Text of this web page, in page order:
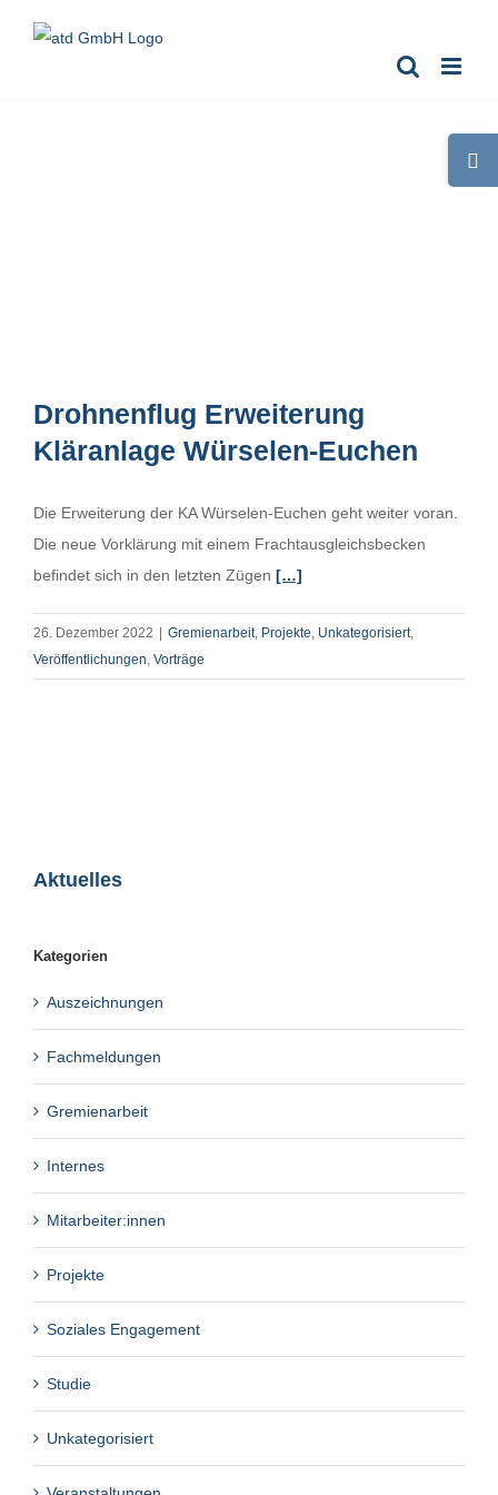
Inhalt
Drohnenflug Erweiterung
Kläranlage Würselen-Euchen
Die Erweiterung der KA Würselen-Euchen geht weiter voran.
Die neue Vorklärung mit einem Frachtausgleichsbecken
befindet sich in den letzten Zügen […]
26. Dezember 2022 Gremienarbeit, Projekte, Unkategorisiert,
Veröffentlichungen, Vorträge
Aktuelles
Kategorien
Auszeichnungen
Fachmeldungen
Gremienarbeit
Internes
Mitarbeiter:innen
Projekte
Soziales Engagement
Studie
Unkategorisiert
Sliding